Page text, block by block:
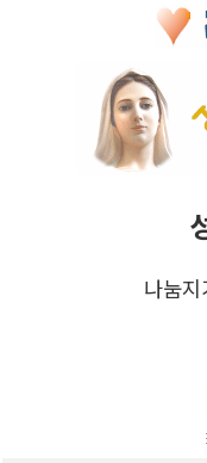
나눔